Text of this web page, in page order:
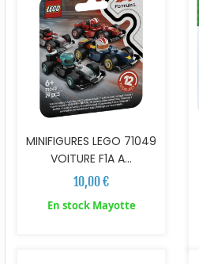
MINIFIGURES LEGO 71049
VOITURE F1A A...
10,00 €
En stock Mayotte